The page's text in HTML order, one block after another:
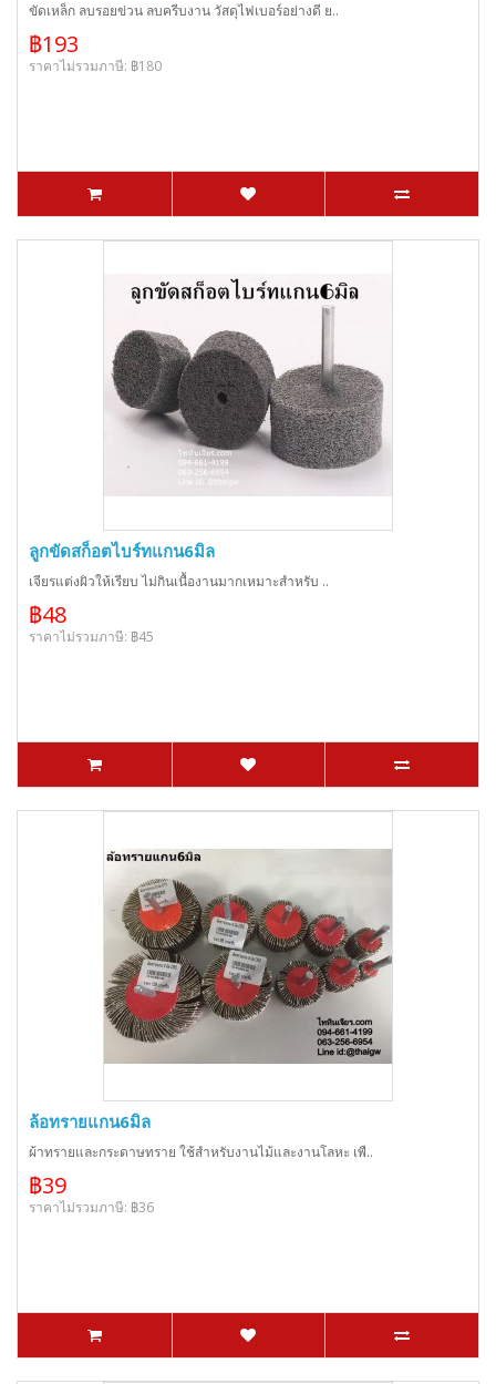
ขัดเหล็ก ลบรอยข่วน ลบครีบงาน วัสดุไฟเบอร์อย่างดี ย..
฿193
ราคาไม่รวมภาษี: ฿180
ลูกขัดสก็อตไบร์ทแกน6มิล
เจียรแต่งผิวให้เรียบ ไม่กินเนื้องานมากเหมาะสำหรับ ..
฿48
ราคาไม่รวมภาษี: ฿45
ล้อทรายแกน6มิล
ผ้าทรายและกระดาษทราย ใช้สำหรับงานไม้และงานโลหะ เพื..
฿39
ราคาไม่รวมภาษี: ฿36